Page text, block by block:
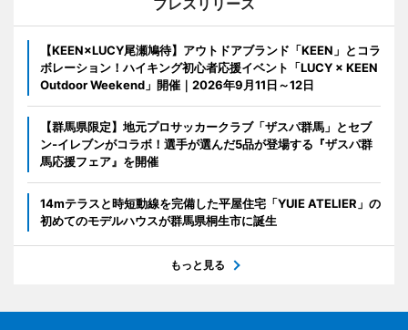
プレスリリース
【KEEN×LUCY尾瀬鳩待】アウトドアブランド「KEEN」とコラ
ボレーション！ハイキング初心者応援イベント「LUCY × KEEN
Outdoor Weekend」開催｜2026年9月11日～12日
【群馬県限定】地元プロサッカークラブ「ザスパ群馬」とセブ
ン‐イレブンがコラボ！選手が選んだ5品が登場する『ザスパ群
馬応援フェア』を開催
14mテラスと時短動線を完備した平屋住宅「YUIE ATELIER」の
初めてのモデルハウスが群馬県桐生市に誕生
もっと見る